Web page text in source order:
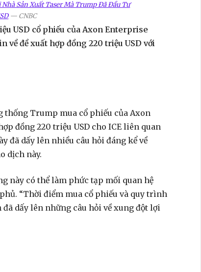
Sản Xuất Taser Mà Trump Đã Đầu Tư
— CNBC
USD cổ phiếu của Axon Enterprise
về đề xuất hợp đồng 220 triệu USD với
thống Trump mua cổ phiếu của Axon
đồng 220 triệu USD cho ICE liên quan
đã dấy lên nhiều câu hỏi đáng kể về
dịch này.
này có thể làm phức tạp mối quan hệ
“Thời điểm mua cổ phiếu và quy trình
dấy lên những câu hỏi về xung đột lợi